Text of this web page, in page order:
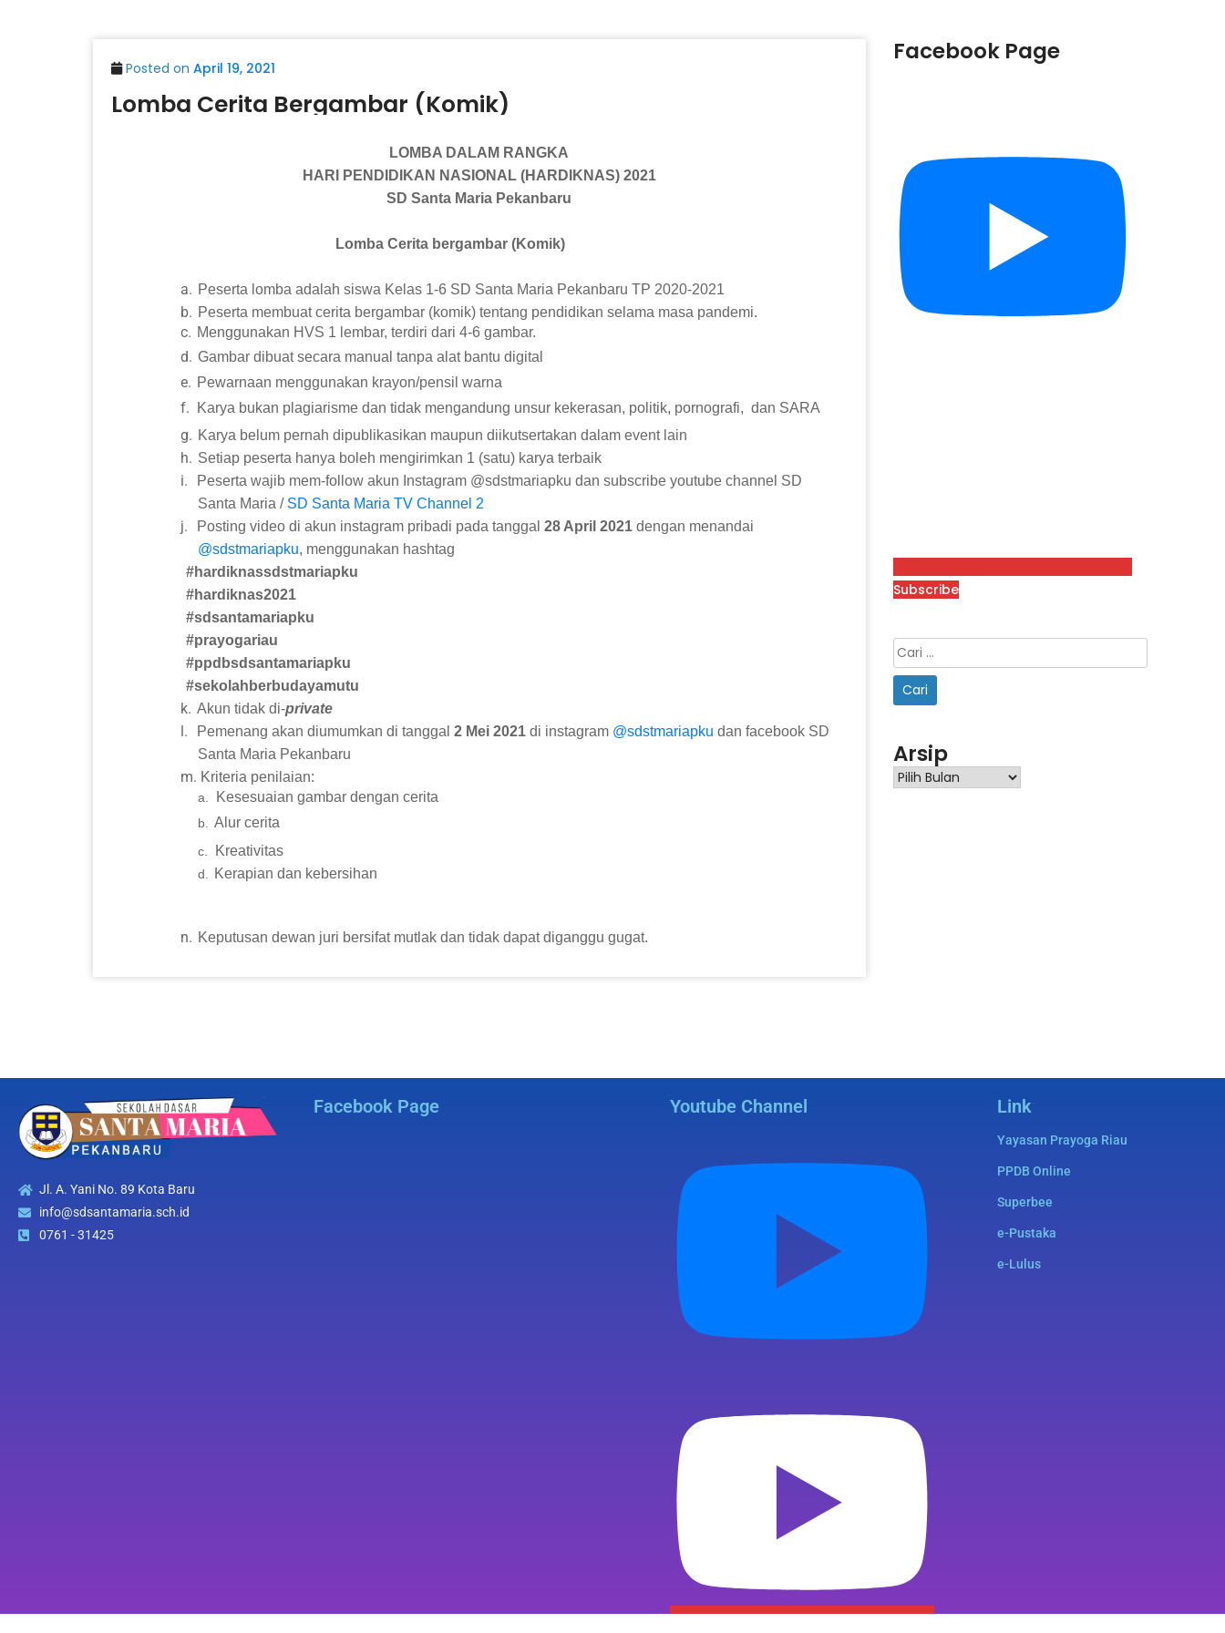
Posted on April 19, 2021
Lomba Cerita Bergambar (Komik)
LOMBA DALAM RANGKA
HARI PENDIDIKAN NASIONAL (HARDIKNAS) 2021
SD Santa Maria Pekanbaru
Lomba Cerita bergambar (Komik)
a. Peserta lomba adalah siswa Kelas 1-6 SD Santa Maria Pekanbaru TP 2020-2021
b. Peserta membuat cerita bergambar (komik) tentang pendidikan selama masa pandemi.
c. Menggunakan HVS 1 lembar, terdiri dari 4-6 gambar.
d. Gambar dibuat secara manual tanpa alat bantu digital
e. Pewarnaan menggunakan krayon/pensil warna
f. Karya bukan plagiarisme dan tidak mengandung unsur kekerasan, politik, pornografi, dan SARA
g. Karya belum pernah dipublikasikan maupun diikutsertakan dalam event lain
h. Setiap peserta hanya boleh mengirimkan 1 (satu) karya terbaik
i.
Peserta wajib mem-follow akun Instagram @sdstmariapku dan subscribe youtube channel SD
Santa Maria / SD Santa Maria TV Channel 2
j. Posting video di akun instagram pribadi pada tanggal28 April 2021dengan menandai
@sdstmariapku, menggunakan hashtag
#hardiknassdstmariapku
#hardiknas2021
#sdsantamariapku
#prayogariau
#ppdbsdsantamariapku
#sekolahberbudayamutu
k. Akun tidak di-private
l. Pemenang akan diumumkan di tanggal2 Mei 2021 di instagram @sdstmariapku dan facebook SD
Santa Maria Pekanbaru
m. Kriteria penilaian:
a. Kesesuaian gambar dengan cerita
b. Alur cerita
c. Kreativitas
d. Kerapian dan kebersihan
n. Keputusan dewan juri bersifat mutlak dan tidak dapat diganggu gugat.
Facebook Page
Subscribe
Arsip
Jl. A. Yani No. 89 Kota Baru
info@sdsantamaria.sch.id
0761 - 31425
Facebook Page Youtube Channel Link
Yayasan Prayoga Riau
PPDB Online
Superbee
e-Pustaka
e-Lulus